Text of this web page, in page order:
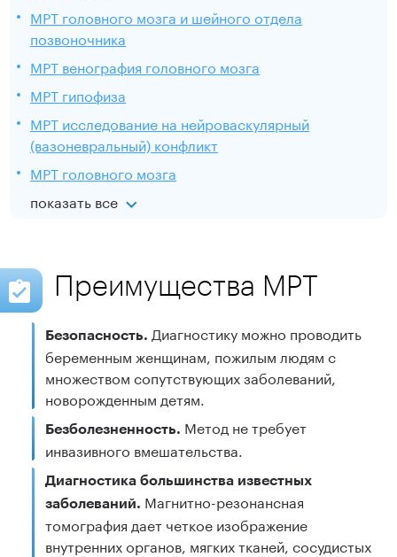
МРТ головного мозга и шейного отдела
позвоночника
МРТ венография головного мозга
МРТ гипофиза
МРТ исследование на нейроваскулярный
(вазоневральный) конфликт
МРТ головного мозга
показать все
Преимущества МРТ
Безопасность. Диагностику можно проводить
беременным женщинам, пожилым людям с
множеством сопутствующих заболеваний,
новорожденным детям.
Безболезненность. Метод не требует
инвазивного вмешательства.
Диагностика большинства известных
заболеваний. Магнитно-резонансная
томография дает четкое изображение
внутренних органов, мягких тканей, сосудистых